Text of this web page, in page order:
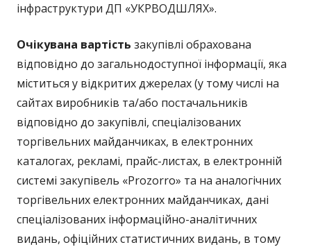
інфраструктури ДП «УКРВОДШЛЯХ».
Очікувана вартість закупівлі обрахована
відповідно до загальнодоступної інформації, яка
міститься у відкритих джерелах (у тому числі на
сайтах виробників та/або постачальників
відповідно до закупівлі, спеціалізованих
торгівельних майданчиках, в електронних
каталогах, рекламі, прайс-листах, в електронній
системі закупівель «Prozorro» та на аналогічних
торгівельних електронних майданчиках, дані
спеціалізованих інформаційно-аналітичних
видань, офіційних статистичних видань, в тому